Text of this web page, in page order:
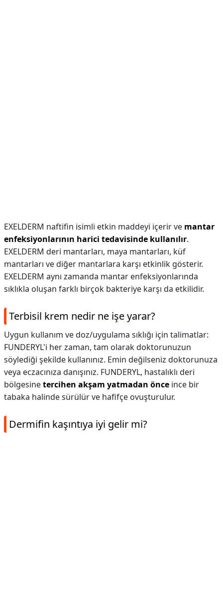
EXELDERM naftifin isimli etkin maddeyi içerir ve mantar
enfeksiyonlarının harici tedavisinde kullanılır.
EXELDERM deri mantarları, maya mantarları, küf
mantarları ve diğer mantarlara karşı etkinlik gösterir.
EXELDERM aynı zamanda mantar enfeksiyonlarında
sıklıkla oluşan farklı birçok bakteriye karşı da etkilidir.
Terbisil krem nedir ne işe yarar?
Uygun kullanım ve doz/uygulama sıklığı için talimatlar:
FUNDERYL'i her zaman, tam olarak doktorunuzun
söylediği şekilde kullanınız. Emin değilseniz doktorunuza
veya eczacınıza danışınız. FUNDERYL, hastalıklı deri
bölgesinetercihen akşam yatmadan önce ince bir
tabaka halinde sürülür ve hafifçe ovuşturulur.
Dermifin kaşıntıya iyi gelir mi?